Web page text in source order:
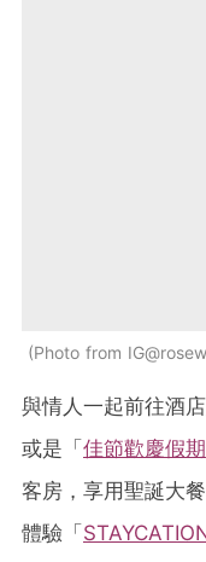
Photo from
與情人一起前往酒
或是「 佳節歡慶假期
客房，享用聖誕大
體驗「